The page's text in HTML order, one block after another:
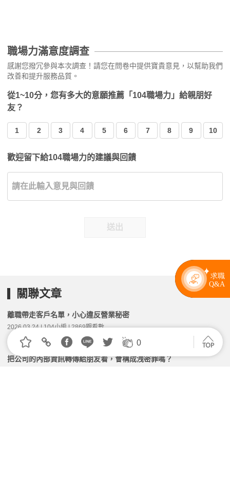
職場力滿意度調查
感謝您撥冗參與本次調查！請您在問卷中提供寶貴意見，以幫助我們
改善和提升服務品質。
從1~10分，您有多大的意願推薦「104職場力」給親朋好
友？
1 2 3 4 5 6 7 8 9 10
歡迎留下給104職場力的建議與回饋
送出
0
關聯文章
離職帶走客戶名單，小心違反營業秘密
2026.03.24 | 104小編 | 2869觀看數
把公司的內部資訊轉傳給朋友看，會構成洩密罪嗎？